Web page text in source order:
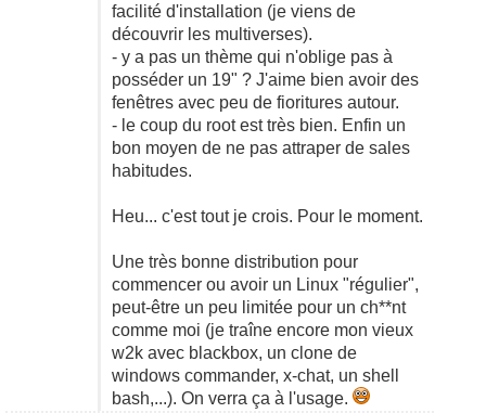
facilité d'installation (je viens de
découvrir les multiverses).
- y a pas un thème qui n'oblige pas à
posséder un 19" ? J'aime bien avoir des
fenêtres avec peu de fioritures autour.
- le coup du root est très bien. Enfin un
bon moyen de ne pas attraper de sales
habitudes.
Heu... c'est tout je crois. Pour le moment.
Une très bonne distribution pour
commencer ou avoir un Linux "régulier",
peut-être un peu limitée pour un ch**nt
comme moi (je traîne encore mon vieux
w2k avec blackbox, un clone de
windows commander, x-chat, un shell
bash,...). On verra ça à l'usage.